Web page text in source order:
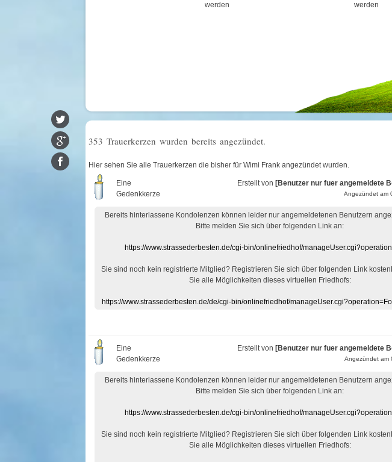
werden
werden
353 Trauerkerzen wurden bereits angezündet.
Hier sehen Sie alle Trauerkerzen die bisher für Wimi Frank angezündet wurden.
Eine
Gedenkkerze
Erstellt von [Benutzer nur fuer angemeldete
Angezündet am
Bereits hinterlassene Kondolenzen können leider nur angemeldetenen Benutzern
Bitte melden Sie sich über folgenden Link an:
https://www.strassederbesten.de/cgi-bin/onlinefriedhof/
Sie sind noch kein registrierte Mitglied? Registrieren Sie sich über folgenden Link
Sie alle Möglichkeiten dieses virtuellen Friedhofs:
https://www.strassederbesten.de/de/cgi-bin/onlinefriedhof/
Eine
Gedenkkerze
Erstellt von [Benutzer nur fuer angemeldete
Angezündet am
Bereits hinterlassene Kondolenzen können leider nur angemeldetenen Benutzern
Bitte melden Sie sich über folgenden Link an:
https://www.strassederbesten.de/cgi-bin/onlinefriedhof/
Sie sind noch kein registrierte Mitglied? Registrieren Sie sich über folgenden Link
Sie alle Möglichkeiten dieses virtuellen Friedhofs: